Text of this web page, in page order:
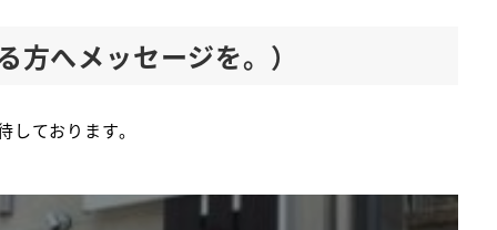
へメッセージを。）
ております。